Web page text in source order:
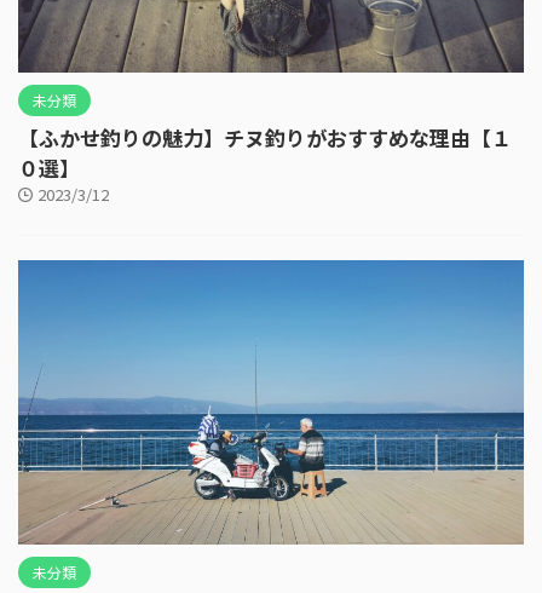
未分類
【ふかせ釣りの魅力】チヌ釣りがおすすめな理由【１
０選】
2023/3/12
未分類